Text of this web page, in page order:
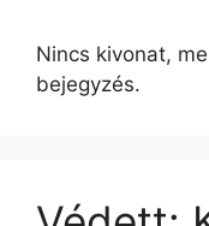
Nincs kivonat,
bejegyzés.